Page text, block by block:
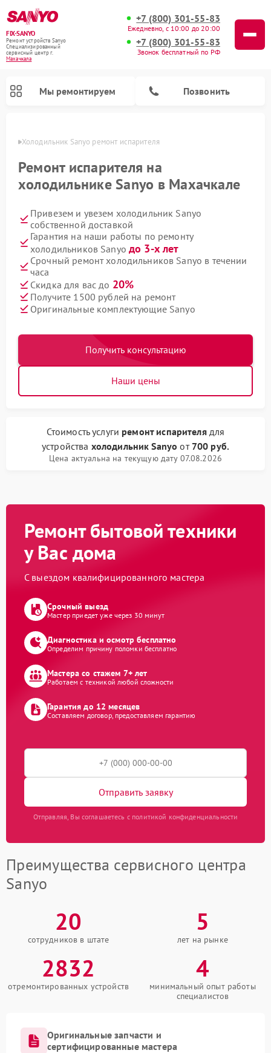
FIX-SANYO
Ремонт устройств Sanyo
Специализированный
cервисный центр г.
Махачкала
+7 (800) 301-55-83
Ежедневно, с 10:00 до 20:00
+7 (800) 301-55-83
Звонок бесплатный по РФ
Мы ремонтируем Позвонить
Холодильник Sanyo ремонт испарителя
Ремонт испарителя на
холодильнике Sanyo в Махачкале
Привезем и увезем холодильник Sanyo
собственной доставкой
Гарантия на наши работы по ремонту
холодильников Sanyoдо 3-х лет
Срочный ремонт холодильников Sanyo в течении
часа
Скидка для вас до 20%
Получите 1500 рублей на ремонт
Оригинальные комплектующие Sanyo
Получить консультацию
Наши цены
Стоимость услуги ремонт испарителядля
устройства холодильник Sanyo от 700 руб.
Цена актуальна на текущую дату 07.08.2026
Ремонт бытовой техники
у Вас дома
С выездом квалифицированного мастера
Срочный выезд
Мастер приедет уже через 30 минут
Диагностика и осмотр бесплатно
Определим причину поломки бесплатно
Мастера со стажем 7+ лет
Работаем с техникой любой сложности
Гарантия до 12 месяцев
Составляем договор, предоставляем гарантию
Отправить заявку
Отправляя, Вы соглашаетесь с политикой конфиденциальности
Преимущества сервисного центра
Sanyo
20
сотрудников в штате
5
лет на рынке
2832
отремонтированных устройств
4
минимальный опыт работы
специалистов
Оригинальные запчасти и
сертифицированные мастера